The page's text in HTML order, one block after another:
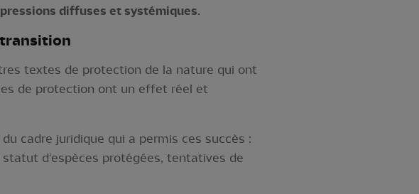
diffuses et systémiques.
textes de protection de la nature qui ont
de protection ont un effet réel et
cadre juridique qui a permis ces succès :
d'espèces protégées, tentatives de